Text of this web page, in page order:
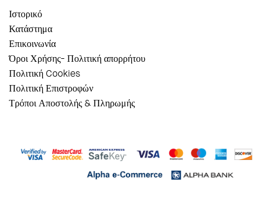
Ιστορικό
Κατάστημα
Επικοινωνία
Όροι Χρήσης- Πολιτική απορρήτου
Πολιτική Cookies
Πολιτική Επιστροφών
Τρόποι Αποστολής & Πληρωμής